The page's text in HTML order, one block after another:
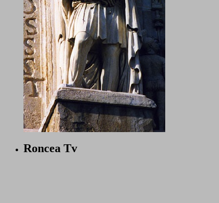
Roncea Tv